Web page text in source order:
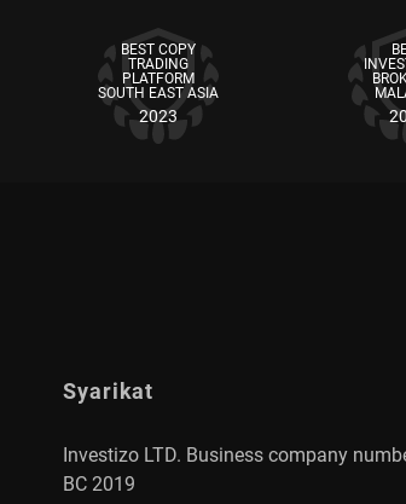
BEST COPY
TRADING
PLATFORM
SOUTH EAST ASIA
2023
Syarikat
Investizo LTD. Business company
BC 2019